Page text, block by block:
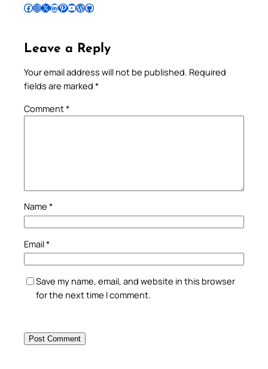
Follow Pradeep on Facebook Follow Pradeep on InstagramFollow Pradeep on X Follow Pradeep on LinkedIn Follow Pradeep on Pinterest Subscribe to Pradeep’s Youtube Channel Follow Pradeep on WordPress Follow Pradeep on GitHub
Leave a Reply
Your email address will not be published. Required
fields are marked *
Comment*
Name *
Email*
Save my name, email, and website in this browser
for the next time I comment.